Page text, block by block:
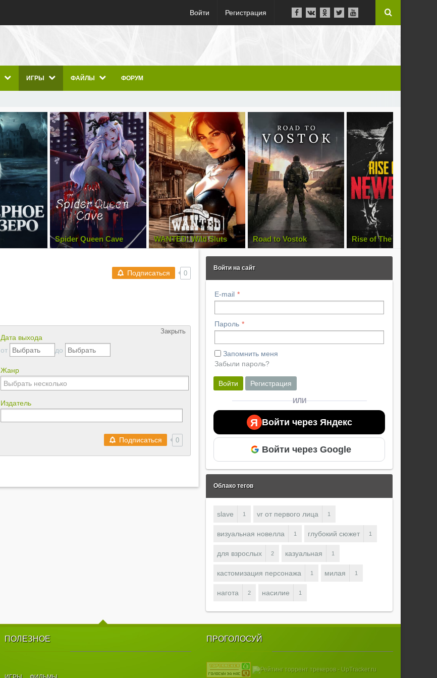
Войти Регистрация
ИГРЫ ФАЙЛЫ ФОРУМ
Spider Queen Cave WANTED: Wild Sluts Road to Vostok Rise of The Newborns
Подписаться 0
Закрыть
Дата выхода
от
до
Жанр
Издатель
Подписаться 0
Войти на сайт
E-mail
Пароль
Запомнить меня
Забыли пароль?
Войти Регистрация
ИЛИ
Я Войти через Яндекс
Войти через Google
Облако тегов
slave 1 vr от первого лица 1
визуальная новелла 1 глубокий сюжет 1
для взрослых 2 казуальная 1
кастомизация персонажа 1 милая 1
нагота 2 насилие 1
ПОЛЕЗНОЕ ПРОГОЛОСУЙ